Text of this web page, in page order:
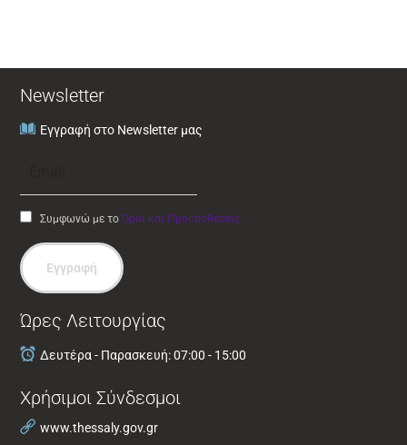
Newsletter
Εγγραφή στο Newsletter μας
Συμφωνώ με τοΌροι και Προϋποθέσεις
Εγγραφή
Ώρες Λειτουργίας
Δευτέρα - Παρασκευή: 07:00 - 15:00
Χρήσιμοι Σύνδεσμοι
www.thessaly.gov.gr